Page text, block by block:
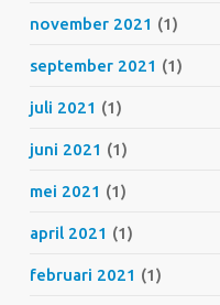
november 2021 (1)
september 2021 (1)
juli 2021 (1)
juni 2021 (1)
mei 2021 (1)
april 2021 (1)
februari 2021 (1)